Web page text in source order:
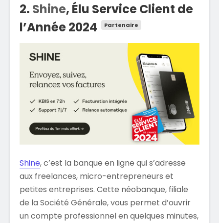
2. Shine, Élu Service Client de
l’Année 2024
Shine, c’est la banque en ligne qui s’adresse
aux freelances, micro-entrepreneurs et
petites entreprises. Cette néobanque, filiale
de la Société Générale, vous permet d’ouvrir
un compte professionnel en quelques minutes,